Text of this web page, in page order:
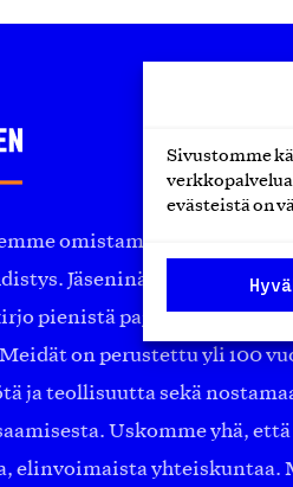
Sivustomme
evästeistä on
omistama puolueeton,
Jäseninämme on koko
pienistä pajoista ja
on perustettu yli 100
ja teollisuutta sekä
Uskomme yhä,
elinvoimaista yhteiskuntaa.